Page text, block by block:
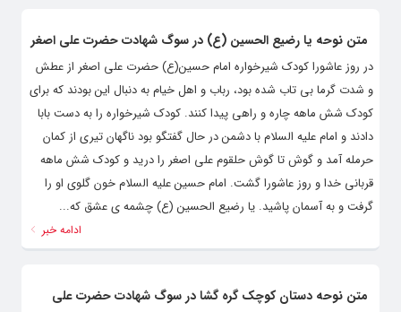
متن نوحه یا رضیع الحسین (ع) در سوگ شهادت حضرت علی اصغر
در روز عاشورا کودک شیرخواره امام حسین(ع) حضرت علی اصغر از عطش
و شدت گرما بی تاب شده بود، رباب و اهل خیام به دنبال این بودند که برای
کودک شش ماهه چاره و راهی پیدا کنند. کودک شیرخواره را به دست بابا
دادند و امام علیه السلام با دشمن در حال گفتگو بود ناگهان تیری از کمان
حرمله آمد و گوش تا گوش حلقوم علی اصغر را درید و کودک شش ماهه
قربانی خدا و روز عاشورا گشت. امام حسین علیه السلام خون گلوی او را
گرفت و به آسمان پاشید. یا رضیع الحسین (ع) چشمه ی عشق که...
ادامه خبر
متن نوحه دستان کوچک گره گشا در سوگ شهادت حضرت علی